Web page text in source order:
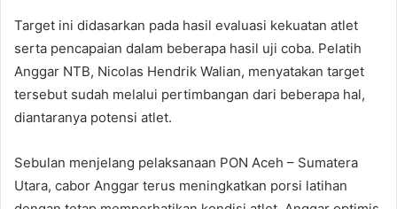
Target ini didasarkan pada hasil evaluasi kekuatan atlet
serta pencapaian dalam beberapa hasil uji coba. Pelatih
Anggar NTB, Nicolas Hendrik Walian, menyatakan target
tersebut sudah melalui pertimbangan dari beberapa hal,
diantaranya potensi atlet.
Sebulan menjelang pelaksanaan PON Aceh – Sumatera
Utara, cabor Anggar terus meningkatkan porsi latihan